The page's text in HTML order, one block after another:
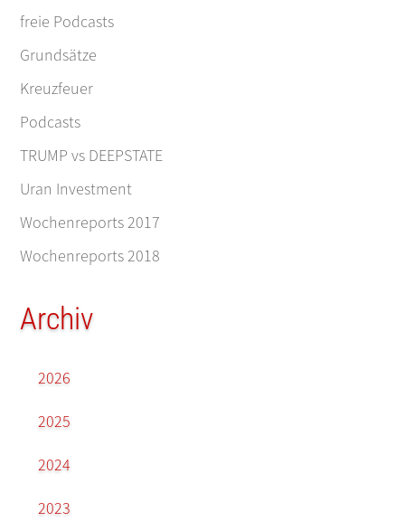
freie Podcasts
Grundsätze
Kreuzfeuer
Podcasts
TRUMP vs DEEPSTATE
Uran Investment
Wochenreports 2017
Wochenreports 2018
Archiv
2026
2025
2024
2023